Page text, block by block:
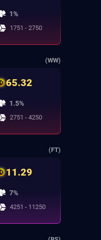
1%
1751 - 2750
(WW)
65.32
1.5%
2751 - 4250
(FT)
11.29
7%
4251 - 11250